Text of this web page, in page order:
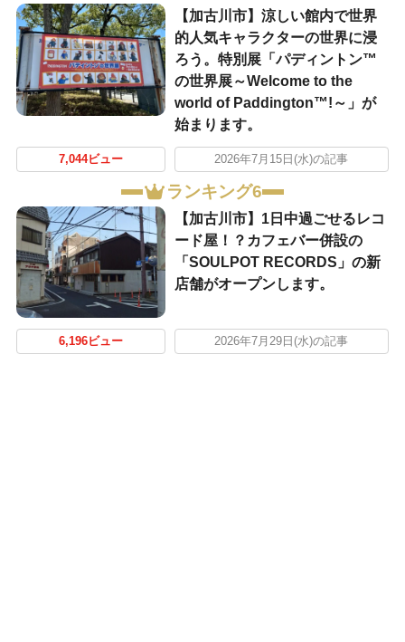
【加古川市】涼しい館内で世界
的人気キャラクターの世界に浸
ろう。特別展「パディントン™
の世界展～Welcome to the
world of Paddington™!～」が
始まります。
7,044ビュー 2026年7月15日(水)の記事
ランキング6
【加古川市】1日中過ごせるレコ
ード屋！？カフェバー併設の
「SOULPOT RECORDS」の新
店舗がオープンします。
6,196ビュー 2026年7月29日(水)の記事